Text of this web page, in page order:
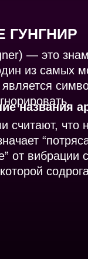
ГУНГНИР
— это
из самых
считают, что
от вибрации
названия